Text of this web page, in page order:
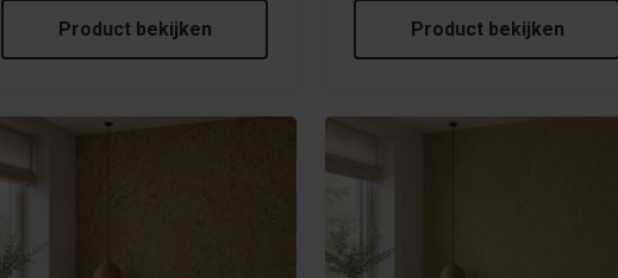
Product bekijken
Product bekijken